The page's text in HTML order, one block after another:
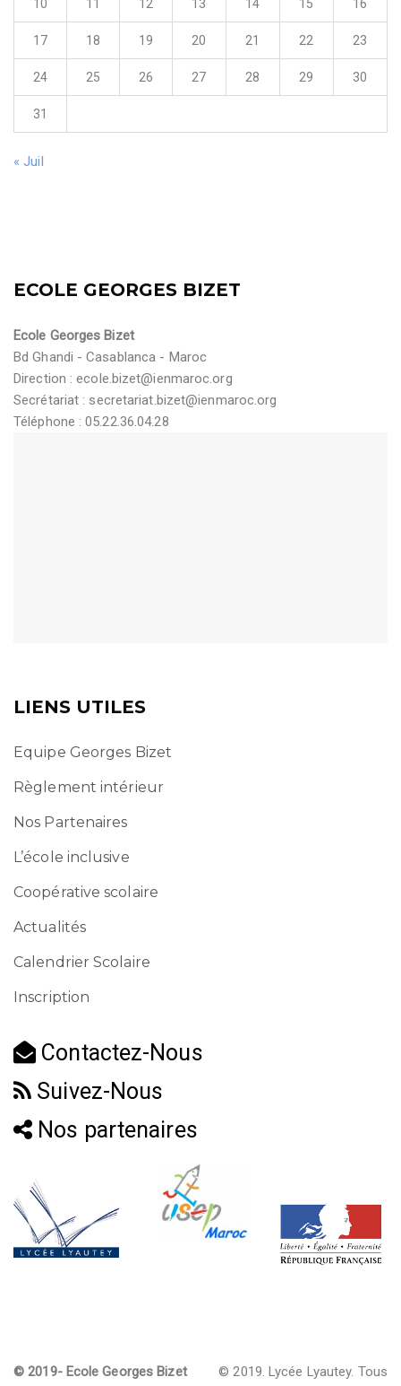
10 11 12 13 14 15 16
17 18 19 20 21 22 23
24 25 26 27 28 29 30
31
« Juil
ECOLE GEORGES BIZET
Ecole Georges Bizet
Bd Ghandi - Casablanca - Maroc
Direction :ecole.bizet@ienmaroc.org
Secrétariat : secretariat.bizet@ienmaroc.org
Téléphone : 05.22.36.04.28
LIENS UTILES
Equipe Georges Bizet
Règlement intérieur
Nos Partenaires
L’école inclusive
Coopérative scolaire
Actualités
Calendrier Scolaire
Inscription
Contactez-Nous
Suivez-Nous
Nos partenaires
© 2019- Ecole Georges Bizet
© 2019. Lycée Lyautey. Tous